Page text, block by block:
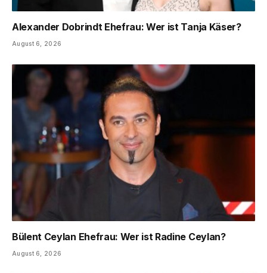
Alexander Dobrindt Ehefrau: Wer ist Tanja Käser?
August 6, 2026
Bülent Ceylan Ehefrau: Wer ist Radine Ceylan?
August 6, 2026